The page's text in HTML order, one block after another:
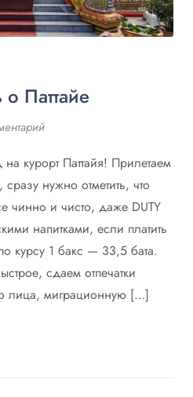
Паттайе
на курорт Паттайя! Прилетаем
нужно отметить, что
чинно и чисто, даже DUTY
напитками, если платить
курсу 1 бакс — 33,5 бата.
сдаем отпечатки
лица, миграционную […]